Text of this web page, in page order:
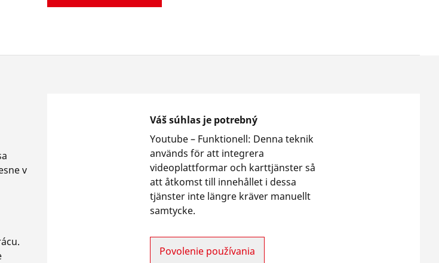
v
Váš súhlas je potrebný
Youtube – Funktionell: Denna teknik
används för att integrera
videoplattformar och karttjänster så
att åtkomst till innehållet i dessa
tjänster inte längre kräver manuellt
samtycke.
Povolenie používania